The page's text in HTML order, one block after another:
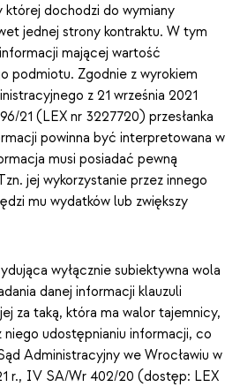
której dochodzi do wymiany
jednej strony kontraktu. W tym
mającej wartość
podmiotu. Zgodnie z wyrokiem
z 21 września 2021
21 (LEX nr 3227720) przesłanka
powinna być interpretowana w
musi posiadać pewną
jej wykorzystanie przez innego
mu wydatków lub zwiększy
wyłącznie subiektywna wola
danej informacji klauzuli
za taką, która ma walor tajemnicy,
niego udostępnianiu informacji, co
Administracyjny we Wrocławiu w
r., IV SA/Wr 402/20 (dostęp: LEX